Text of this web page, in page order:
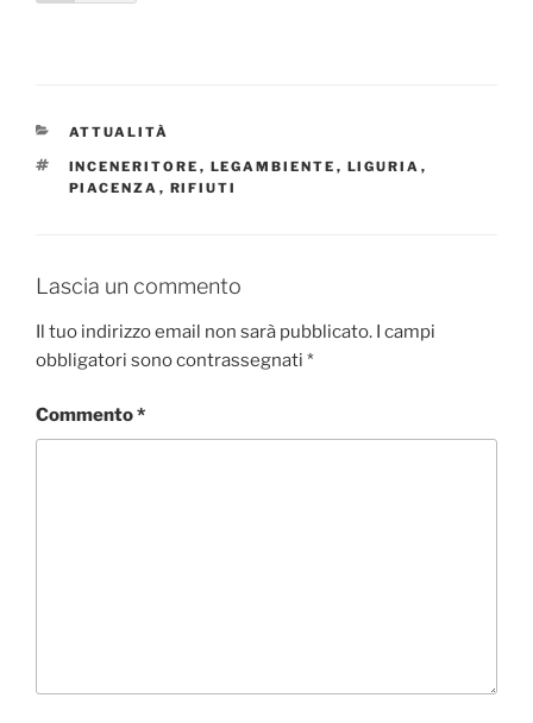
CATEGORIE
ATTUALITÀ
TAG
INCENERITORE , LEGAMBIENTE , LIGURIA ,
PIACENZA , RIFIUTI
Lascia un commento
Il tuo indirizzo email non sarà pubblicato. I campi
obbligatori sono contrassegnati *
Commento*